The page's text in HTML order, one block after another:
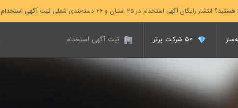
هستید؟ انتشار رایگان آگهی استخدام در ۲۵ استان و ۲۶ دسته‌بندی شغلی ثبت آگهی استخدام
ثبت آگهی استخدام